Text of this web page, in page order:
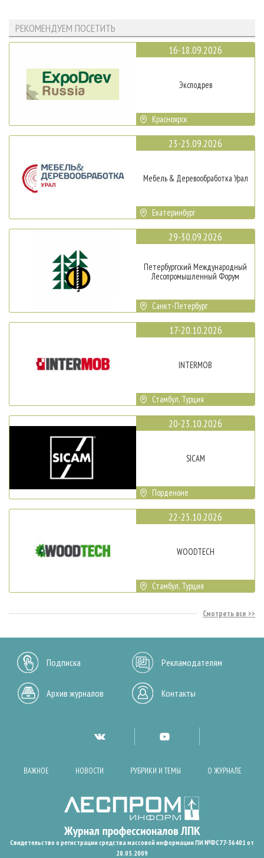
РЕКОМЕНДУЕМ ПОСЕТИТЬ
16-18.09.2026
Эксподрев
Красноярск
23-25.09.2026
Мебель & Деревообработка Урал
Екатеринбург
29-30.09.2026
Петербургский Международный
Лесопромышленный Форум
Санкт-Петербург
17-20.10.2026
INTERMOB
Стамбул, Турция
20-23.10.2026
SICAM
Порденоне
22-25.10.2026
WOODTECH
Стамбул, Турция
Смотреть все
Подписка Рекламодателям
Архив журналов Контакты
ВАЖНОЕ НОВОСТИ РУБРИКИ И ТЕМЫ О ЖУРНАЛЕ
Свидетельство о регистрации средства массовой информации ПИ №ФС77-36401 от
28.05.2009